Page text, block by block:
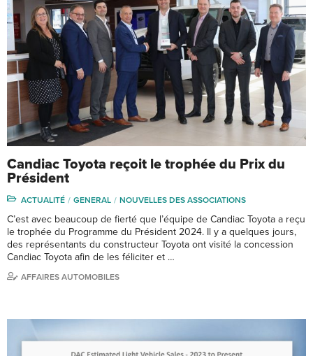
Candiac Toyota reçoit le trophée du Prix du
Président
ACTUALITÉ GENERAL NOUVELLES DES ASSOCIATIONS
C’est avec beaucoup de fierté que l’équipe de Candiac Toyota a reçu
le trophée du Programme du Président 2024. Il y a quelques jours,
des représentants du constructeur Toyota ont visité la concession
Candiac Toyota afin de les féliciter et …
AFFAIRES AUTOMOBILES